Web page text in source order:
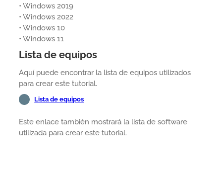
• Windows 2019
• Windows 2022
• Windows 10
• Windows 11
Lista de equipos
Aquí puede encontrar la lista de equipos utilizados
para crear este tutorial.
Lista de equipos
Este enlace también mostrará la lista de software
utilizada para crear este tutorial.